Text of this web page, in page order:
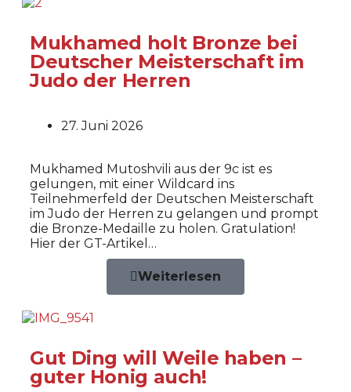
Mukhamed holt Bronze bei
Deutscher Meisterschaft im
Judo der Herren
27. Juni 2026
Mukhamed Mutoshvili aus der 9c ist es
gelungen, mit einer Wildcard ins
Teilnehmerfeld der Deutschen Meisterschaft
im Judo der Herren zu gelangen und prompt
die Bronze-Medaille zu holen. Gratulation!
Hier der GT-Artikel…
Weiterlesen
Gut Ding will Weile haben –
guter Honig auch!